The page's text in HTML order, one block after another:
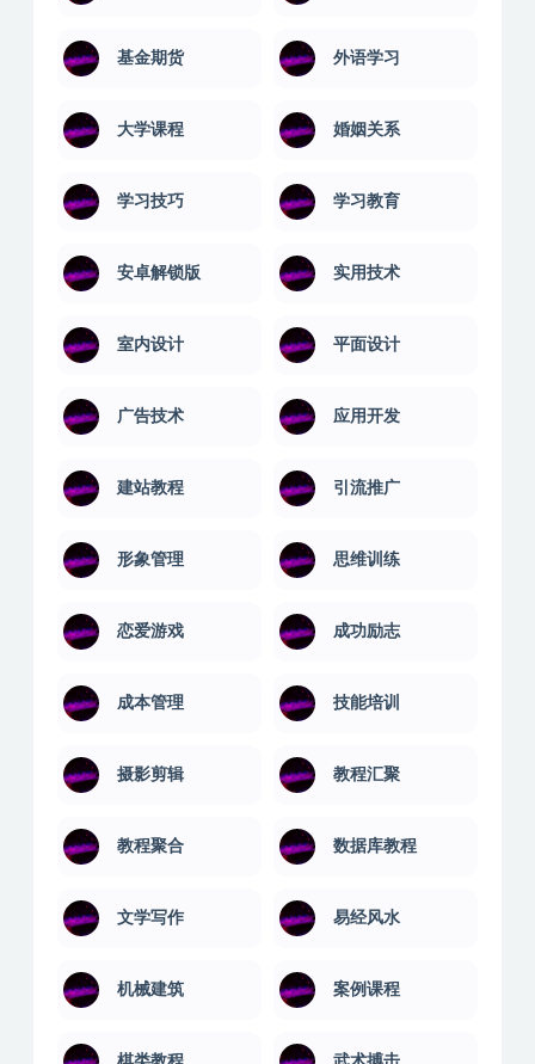
基金期货 外语学习
大学课程 婚姻关系
学习技巧 学习教育
安卓解锁版 实用技术
室内设计 平面设计
广告技术 应用开发
建站教程 引流推广
形象管理 思维训练
恋爱游戏 成功励志
成本管理 技能培训
摄影剪辑 教程汇聚
教程聚合 数据库教程
文学写作 易经风水
机械建筑 案例课程